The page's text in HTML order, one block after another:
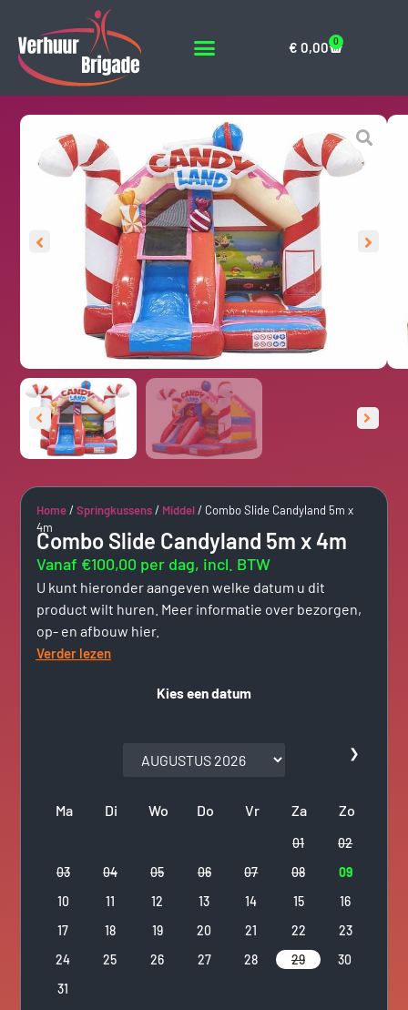
€ 0,00 0
Home/ Springkussens/ Middel/ Combo Slide Candyland 5m x
4m
Combo Slide Candyland 5m x 4m
Vanaf €100,00 per dag, incl. BTW
U kunt hieronder aangeven welke datum u dit
product wilt huren. Meer informatie over bezorgen,
op- en afbouw hier.
Verder lezen
❯
Ma Di Wo Do Vr Za Zo
01
02
03
04 05 06 07 08
09
10
11 12 13 14 15
16
17
18 19 20 21 22
23
24
25 26 27 28 29
30
31
Kies een datum